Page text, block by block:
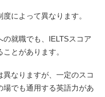
によって異なります。
就職でも、IELTSスコア
とがあります。
なりますが、一定のスコ
場でも通用する英語力があ